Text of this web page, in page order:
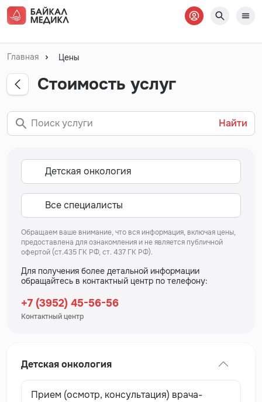
Главная Цены
Стоимость услуг
Найти
Обращаем ваше внимание, что вся информация, включая цены,
предоставлена для ознакомления и не является публичной
офертой (ст.435 ГК РФ, ст. 437 ГК РФ).
Для получения более детальной информации
обращайтесь в контактный центр по телефону:
+7 (3952) 45-56-56
Контактный центр
Детская онкология
Прием (осмотр, консультация) врача-